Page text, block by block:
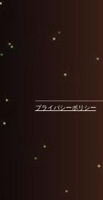
プライバシーポリシー